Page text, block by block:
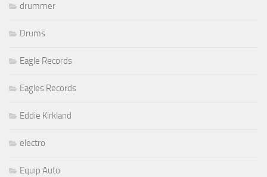
drummer
Drums
Eagle Records
Eagles Records
Eddie Kirkland
electro
Equip Auto